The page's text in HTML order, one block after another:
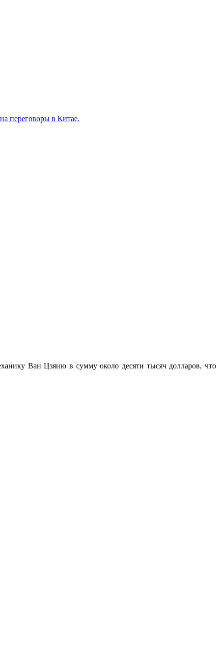
переговоры в Китае.
Ван Цзяню в сумму около десяти тысяч долларов, что